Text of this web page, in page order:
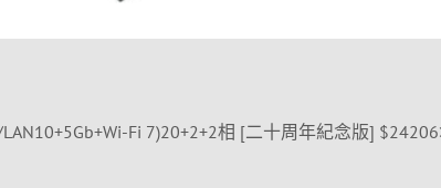
LAN10+5Gb+Wi-Fi 7)20+2+2相 [二十周年紀念版]